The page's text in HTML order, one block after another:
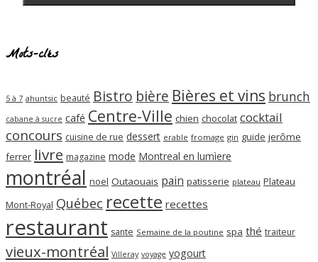
Mots-clés
5 à 7 ahuntsic beauté Bistro bière Bières et vins brunch
cabane à sucre café Centre-Ville chien chocolat cocktail
concours cuisine de rue dessert erable fromage gin guide jerôme
ferrer livre magazine mode Montreal en lumìere
montréal noel Outaouais pain patisserie plateau Plateau
Mont-Royal Québec recette recettes
restaurant sante Semaine de la poutine spa thé traiteur
vieux-montréal Villeray voyage yogourt